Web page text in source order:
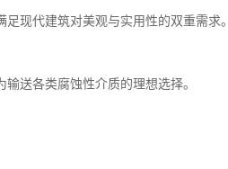
现代建筑对美观与实用性的双重需求。
送各类腐蚀性介质的理想选择。